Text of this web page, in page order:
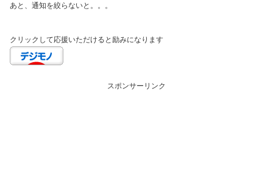
あと、通知を絞らないと。。。
クリックして応援いただけると励みになります
スポンサーリンク